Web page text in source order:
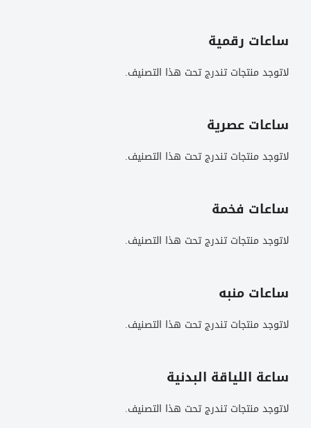
ساعات رقمية
لاتوجد منتجات تندرج تحت هذا التصنيف.
ساعات عصرية
لاتوجد منتجات تندرج تحت هذا التصنيف.
ساعات فخمة
لاتوجد منتجات تندرج تحت هذا التصنيف.
ساعات منبه
لاتوجد منتجات تندرج تحت هذا التصنيف.
ساعة اللياقة البدنية
لاتوجد منتجات تندرج تحت هذا التصنيف.